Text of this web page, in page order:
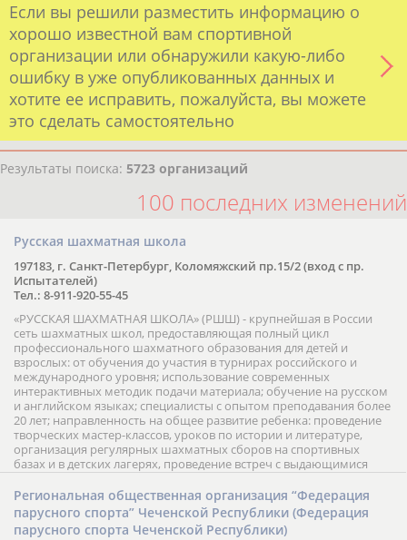
Если вы решили разместить информацию о
хорошо известной вам спортивной
организации или обнаружили какую-либо
ошибку в уже опубликованных данных и
хотите ее исправить, пожалуйста, вы можете
это сделать самостоятельно
Результаты поиска: 5723 организаций
100 последних изменений
Русская шахматная школа
197183, г. Санкт-Петербург, Коломяжский пр.15/2 (вход с пр.
Испытателей)
Тел.: 8-911-920-55-45
«РУССКАЯ ШАХМАТНАЯ ШКОЛА» (РШШ) - крупнейшая в России
сеть шахматных школ, предоставляющая полный цикл
профессионального шахматного образования для детей и
взрослых: от обучения до участия в турнирах российского и
международного уровня; использование современных
интерактивных методик подачи материала; обучение на русском
и английском языках; специалисты с опытом преподавания более
20 лет; направленность на общее развитие ребенка: проведение
творческих мастер-классов, уроков по истории и литературе,
организация регулярных шахматных сборов на спортивных
базах и в детских лагерях, проведение встреч с выдающимися
шахматистами; корпоративное обучение; онлайн обучение в
форме вебинаров и индивидуальных занятий, круглые столы
российских и международных тренеров, организация фестивалей;
онлайн трансляция мероприятий и турниров.
Региональная общественная организация “Федерация
парусного спорта” Чеченской Республики (Федерация
парусного спорта Чеченской Республики)